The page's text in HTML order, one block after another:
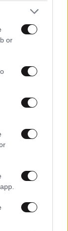
or
και τα
στιγμή